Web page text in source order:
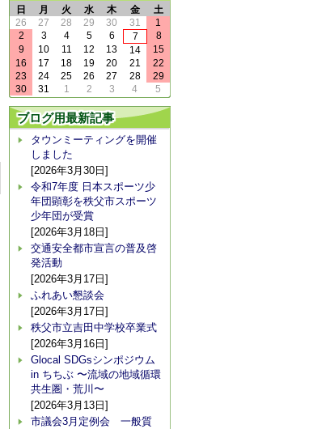
日
月 火 水 木 金
土
26
27 28 29 30 31
1
2
3 4 5 6 7
8
9
10 11 12 13 14
15
16
17 18 19 20 21
22
23
24 25 26 27 28
29
30
31 1 2 3 4 5
ブログ用最新記事
タウンミーティングを開催
しました
[2026年3月30日]
令和7年度 日本スポーツ少
年団顕彰を秩父市スポーツ
少年団が受賞
[2026年3月18日]
交通安全都市宣言の普及啓
発活動
[2026年3月17日]
ふれあい懇談会
[2026年3月17日]
秩父市立吉田中学校卒業式
[2026年3月16日]
Glocal SDGsシンポジウム
in ちちぶ 〜流域の地域循環
共生圏・荒川〜
[2026年3月13日]
市議会3月定例会 一般質